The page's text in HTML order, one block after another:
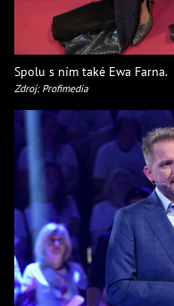
Spolu s ním také Ewa Farna.
Zdroj: Profimedia